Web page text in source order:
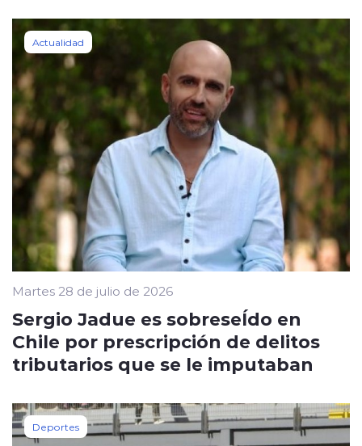
Actualidad
Martes 28 de julio de 2026
Sergio Jadue es sobreseÍdo en
Chile por prescripción de delitos
tributarios que se le imputaban
Deportes